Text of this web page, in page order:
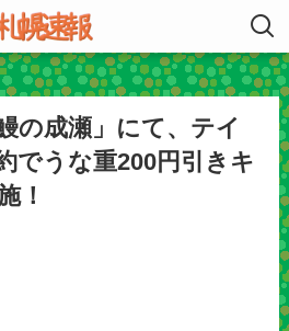
の成瀬」にて、テイ
でうな重200円引きキ
！